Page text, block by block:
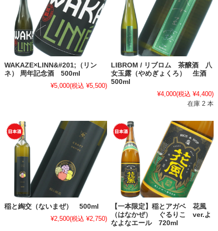
WAKAZE×LINN&#201;（リン
ネ） 周年記念酒 500ml
¥5,000(税込 ¥5,500)
LIBROM / リブロム 茶醸酒 八
女玉露（やめぎょくろ） 生酒
500ml
¥4,000(税込 ¥4,400)
在庫 2 本
稲と綯交（ないまぜ） 500ml
¥2,500(税込 ¥2,750)
【一本限定】稲とアガベ 花風
（はなかぜ） ぐるりこ ver.よ
なよなエール 720ml